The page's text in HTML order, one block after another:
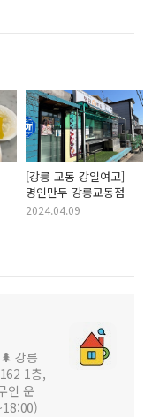
[강릉 교동 강일여고]
명인만두 강릉교동점
2024.04.09
강릉
1층,
인 운